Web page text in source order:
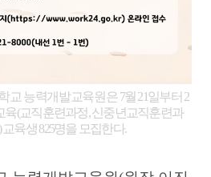
교 능력개발교육원은 7월 21일부터 2
육(교직훈련과정,신중년교직훈련과
)교육생825명을 모집한다.